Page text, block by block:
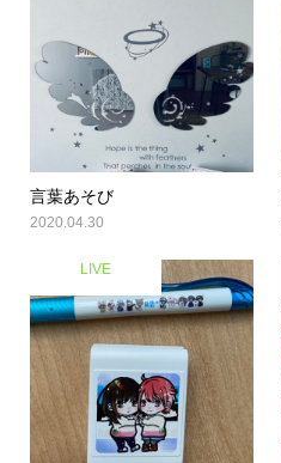
言葉あそび
2020.04.30
LIVE